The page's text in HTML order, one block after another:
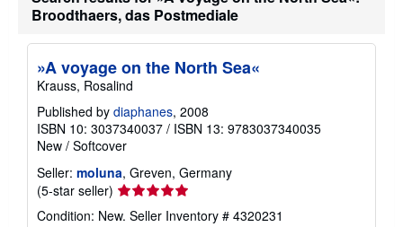
e
Broodthaers, das Postmediale
»A voyage on the North Sea«
Krauss, Rosalind
Published by diaphanes, 2008
ISBN 10: 3037340037 / ISBN 13: 9783037340035
New / Softcover
Seller: moluna, Greven, Germany
(5-star seller) Seller
rating
Condition: New. Seller Inventory # 4320231